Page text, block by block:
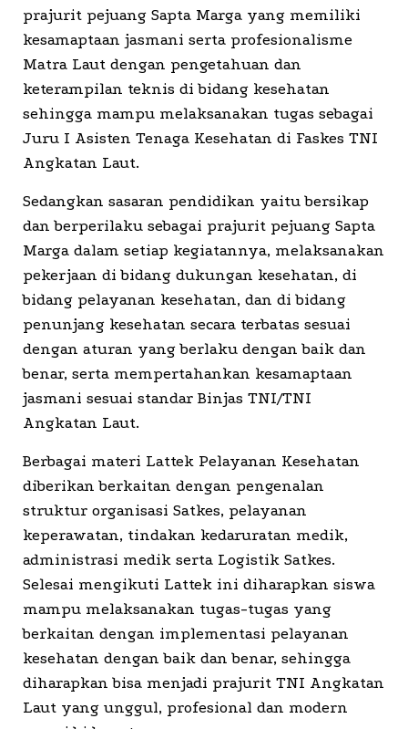
prajurit pejuang Sapta Marga yang memiliki
kesamaptaan jasmani serta profesionalisme
Matra Laut dengan pengetahuan dan
keterampilan teknis di bidang kesehatan
sehingga mampu melaksanakan tugas sebagai
Juru I Asisten Tenaga Kesehatan di Faskes TNI
Angkatan Laut.
Sedangkan sasaran pendidikan yaitu bersikap
dan berperilaku sebagai prajurit pejuang Sapta
Marga dalam setiap kegiatannya, melaksanakan
pekerjaan di bidang dukungan kesehatan, di
bidang pelayanan kesehatan, dan di bidang
penunjang kesehatan secara terbatas sesuai
dengan aturan yang berlaku dengan baik dan
benar, serta mempertahankan kesamaptaan
jasmani sesuai standar Binjas TNI/TNI
Angkatan Laut.
Berbagai materi Lattek Pelayanan Kesehatan
diberikan berkaitan dengan pengenalan
struktur organisasi Satkes, pelayanan
keperawatan, tindakan kedaruratan medik,
administrasi medik serta Logistik Satkes.
Selesai mengikuti Lattek ini diharapkan siswa
mampu melaksanakan tugas-tugas yang
berkaitan dengan implementasi pelayanan
kesehatan dengan baik dan benar, sehingga
diharapkan bisa menjadi prajurit TNI Angkatan
Laut yang unggul, profesional dan modern